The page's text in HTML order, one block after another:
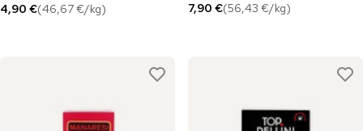
4,90 €(46,67 €/kg)
7,90 €(56,43 €/kg)